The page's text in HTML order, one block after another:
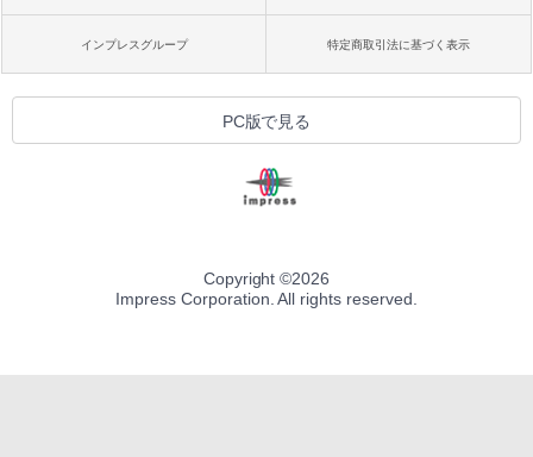
インプレスグループ 特定商取引法に基づく表示
PC版で見る
Copyright ©2026
Impress Corporation. All rights reserved.